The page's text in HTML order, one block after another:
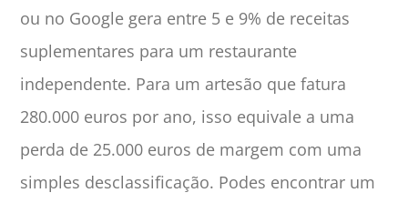
ou no Google gera entre 5 e 9% de receitas
suplementares para um restaurante
independente. Para um artesão que fatura
280.000 euros por ano, isso equivale a uma
perda de 25.000 euros de margem com uma
simples desclassificação. Podes encontrar um